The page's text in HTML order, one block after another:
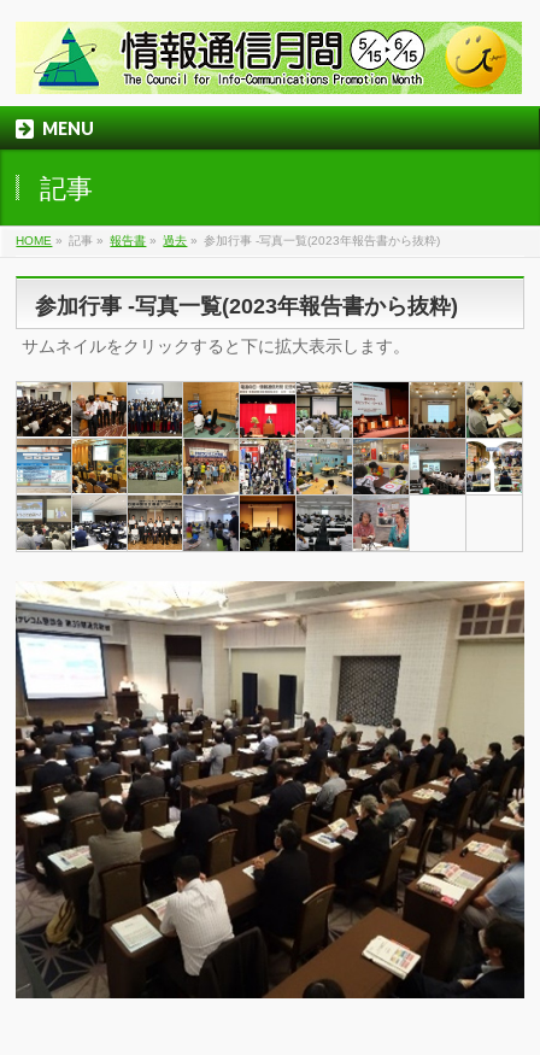
MENU
記事
HOME » 記事 » 報告書 » 過去 » 参加行事 -写真一覧(2023年報告書から抜粋)
参加行事 -写真一覧(2023年報告書から抜粋)
サムネイルをクリックすると下に拡大表示します。